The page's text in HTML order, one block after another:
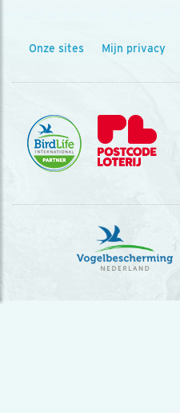
Onze sites Mijn privacy